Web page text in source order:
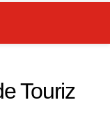
Touriz